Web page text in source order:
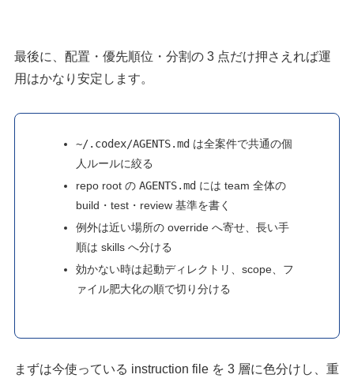
最後に、配置・優先順位・分割の 3 点だけ押さえれば運
用はかなり安定します。
~/.codex/AGENTS.md は全案件で共通の個
人ルールに絞る
repo root のAGENTS.md には team 全体の
build・test・review 基準を書く
例外は近い場所の override へ寄せ、長い手
順は skills へ分ける
効かない時は起動ディレクトリ、scope、フ
ァイル肥大化の順で切り分ける
まずは今使っている instruction file を 3 層に色分けし、重